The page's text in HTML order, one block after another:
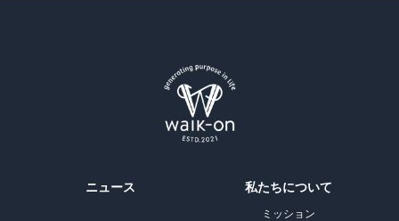
ニュース 私たちについて
ミッション